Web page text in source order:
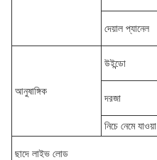
দেয়াল প্যানেল
আনুষাঙ্গিক
উইন্ডো
দরজা
নিচে নেমে যাওয়া
ছাদে লাইভ লোড